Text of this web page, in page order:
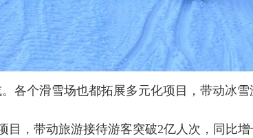
个滑雪场也都拓展多元化项目，带动冰雪
，带动旅游接待游客突破2亿人次，同比